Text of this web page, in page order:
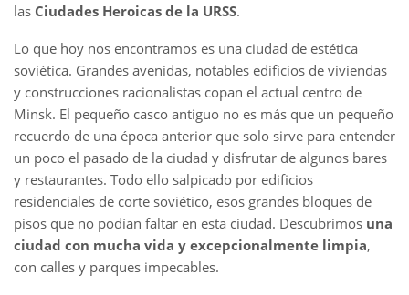
las Ciudades Heroicas de la URSS.
Lo que hoy nos encontramos es una ciudad de estética
soviética. Grandes avenidas, notables edificios de viviendas
y construcciones racionalistas copan el actual centro de
Minsk. El pequeño casco antiguo no es más que un pequeño
recuerdo de una época anterior que solo sirve para entender
un poco el pasado de la ciudad y disfrutar de algunos bares
y restaurantes. Todo ello salpicado por edificios
residenciales de corte soviético, esos grandes bloques de
pisos que no podían faltar en esta ciudad. Descubrimos una
ciudad con mucha vida y excepcionalmente limpia,
con calles y parques impecables.